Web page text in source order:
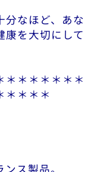
分なほど、あな
康を大切にして
＊＊＊＊＊＊＊
＊＊＊＊
ス製品。